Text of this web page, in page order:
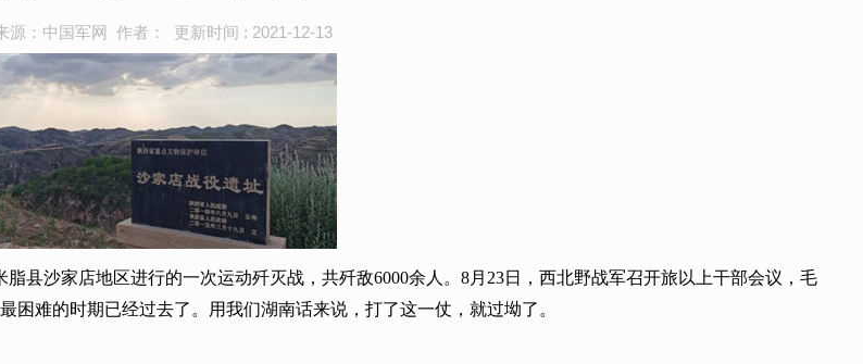
源：中国军网 作者： 更新时间 : 2021-12-13
县沙家店地区进行的一次运动歼灭战，共歼敌6000余人。8月23日，西北野战军召开旅以上干部会议，毛
难的时期已经过去了。用我们湖南话来说，打了这一仗，就过坳了。